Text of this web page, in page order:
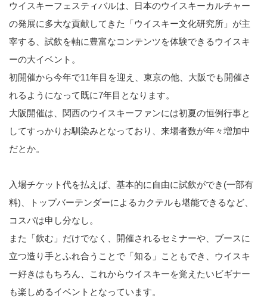
ウイスキーフェスティバルは、日本のウイスキーカルチャー
の発展に多大な貢献してきた「ウイスキー文化研究所」が主
宰する、試飲を軸に豊富なコンテンツを体験できるウイスキ
ーの大イベント。
初開催から今年で11年目を迎え、東京の他、大阪でも開催さ
れるようになって既に7年目となります。
大阪開催は、関西のウイスキーファンには初夏の恒例行事と
してすっかりお馴染みとなっており、来場者数が年々増加中
だとか。
入場チケット代を払えば、基本的に自由に試飲ができ(一部有
料)、トップバーテンダーによるカクテルも堪能できるなど、
コスパは申し分なし。
また「飲む」だけでなく、開催されるセミナーや、ブースに
立つ造り手とふれ合うことで「知る」こともでき、ウイスキ
ー好きはもちろん、これからウイスキーを覚えたいビギナー
も楽しめるイベントとなっています。